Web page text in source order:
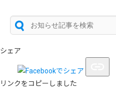
シェア
リンクをコピーしました